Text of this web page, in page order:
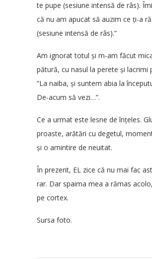
te pupe (sesiune intensă de râs).
că nu am apucat să auzim ce ți-a
(sesiune intensă de râs).”
Am ignorat totul și m-am făcut
pătură, cu nasul la perete și lacrimi
”La naiba, și suntem abia la
De-acum să vezi…”.
Ce a urmat este lesne de înțeles.
proaste, arătări cu degetul,
și o amintire de neuitat.
În prezent, EL zice că nu mai fac
rar. Dar spaima mea a rămas
pe cortex.
Sursa foto.